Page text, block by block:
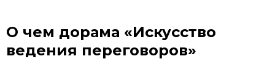
О чем дорама «Искусство
ведения переговоров»